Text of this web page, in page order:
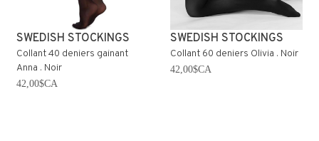
SWEDISH STOCKINGS
Collant 40 deniers gainant
Anna . Noir
42,00$CA
SWEDISH STOCKINGS
Collant 60 deniers Olivia . Noir
42,00$CA